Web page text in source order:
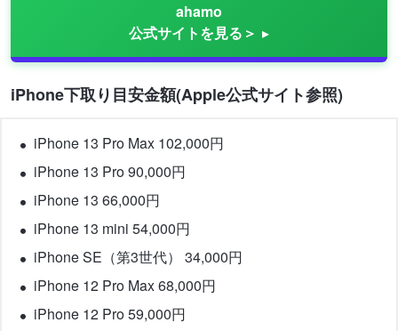
ahamo
公式サイトを見る＞
iPhone下取り目安金額(Apple公式サイト参照)
iPhone 13 Pro Max 102,000円
iPhone 13 Pro 90,000円
iPhone 13 66,000円
iPhone 13 mini 54,000円
iPhone SE（第3世代） 34,000円
iPhone 12 Pro Max 68,000円
iPhone 12 Pro 59,000円